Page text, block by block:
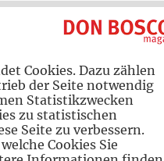
ist das ähnlich.
es, Termine
Alltag hoffen.
Cookies. Dazu zählen
der Seite notwendig
Statistikzwecken
zu statistischen
Seite zu verbessern.
Cookies Sie